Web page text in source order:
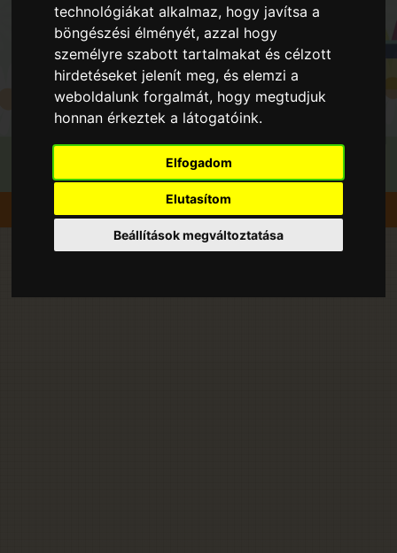
technológiákat alkalmaz, hogy javítsa a
böngészési élményét, azzal hogy
személyre szabott tartalmakat és célzott
hirdetéseket jelenít meg, és elemzi a
weboldalunk forgalmát, hogy megtudjuk
honnan érkeztek a látogatóink.
Elfogadom
Elutasítom
Beállítások megváltoztatása
Szedd magad Alma Bocskaikert